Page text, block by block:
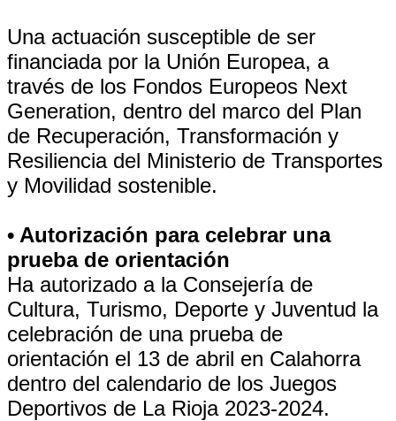
Una actuación susceptible de ser
financiada por la Unión Europea, a
través de los Fondos Europeos Next
Generation, dentro del marco del Plan
de Recuperación, Transformación y
Resiliencia del Ministerio de Transportes
y Movilidad sostenible.
• Autorización para celebrar una
prueba de orientación
Ha autorizado a la Consejería de
Cultura, Turismo, Deporte y Juventud la
celebración de una prueba de
orientación el 13 de abril en Calahorra
dentro del calendario de los Juegos
Deportivos de La Rioja 2023-2024.